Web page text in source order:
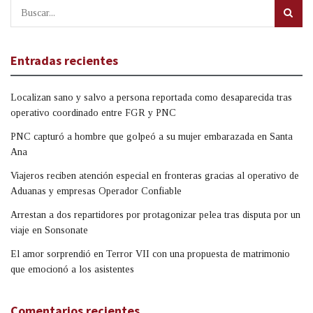
Entradas recientes
Localizan sano y salvo a persona reportada como desaparecida tras
operativo coordinado entre FGR y PNC
PNC capturó a hombre que golpeó a su mujer embarazada en Santa
Ana
Viajeros reciben atención especial en fronteras gracias al operativo de
Aduanas y empresas Operador Confiable
Arrestan a dos repartidores por protagonizar pelea tras disputa por un
viaje en Sonsonate
El amor sorprendió en Terror VII con una propuesta de matrimonio
que emocionó a los asistentes